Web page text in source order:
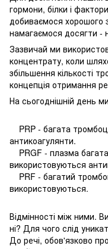
гормони, білки і
добиваємося хорошого
намагаємося досягти -
Зазвичай ми
концентрату, коли
збільшення кількості
концепція отримання
На сьогоднішній день
PRP - багата
антикоагулянти.
PRGF - плазма
використовуються
PRF - багатий
використовуються.
Відмінності між ними.
ні? Для чого слід
До речі, обов'язково